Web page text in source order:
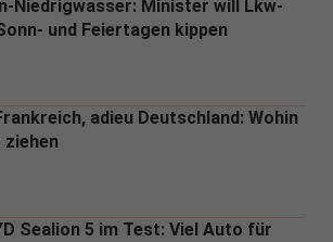
Niedrigwasser: Minister will Lkw-
und Feiertagen kippen
adieu Deutschland: Wohin
ziehen
Sealion 5 im Test: Viel Auto für